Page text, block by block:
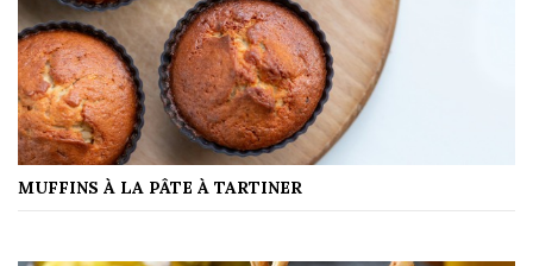
MUFFINS À LA PÂTE À TARTINER